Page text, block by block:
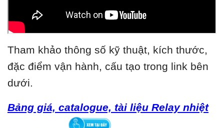
Tham khảo thông số kỹ thuật, kích thước,
đặc điểm vận hành, cấu tạo trong link bên
dưới.
Bảng giá, catalogue, tài liệu Relay nhiệt